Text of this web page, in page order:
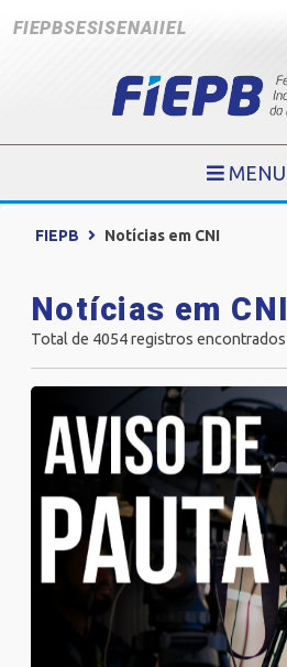
FIEPBSESISENAIIEL
MENU
FIEPB Notícias em CNI
Notícias em CNI
Total de 4054 registros encontrados